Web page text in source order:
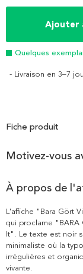
Ajouter
Quelques
- Livraison en 3–7
Fiche produit
Motivez-vous
À propos de
L'affiche "Bara Gört
qui proclame "BARA
It". Le texte est noir
minimaliste où la
irrégulières et
vivante.